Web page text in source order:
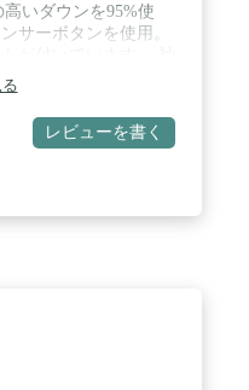
いダウンを95%使
サーボタンを使用。
チパイピングテープ
の下に着るのはもち
上にも気軽に羽織れ
シンプルなデザイン
での洗濯も可能で
レビューを書く